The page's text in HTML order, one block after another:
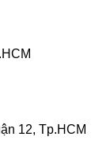
12, Tp.HCM